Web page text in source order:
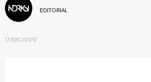
EDITORIAL
17/DIC/2012